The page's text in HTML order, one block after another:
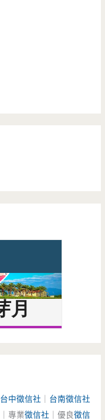
台中徵信社
台南徵信社
｜專業徵信社 ｜優良徵信